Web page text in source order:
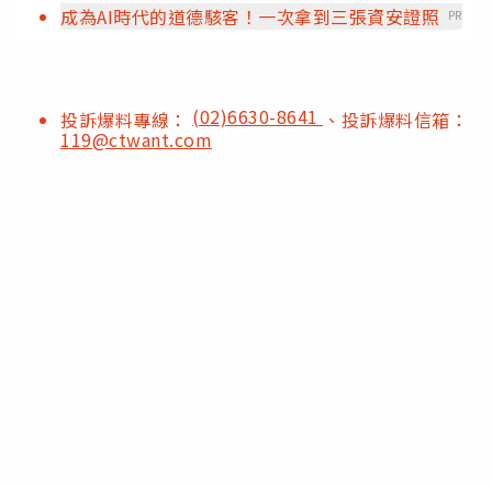
成為AI時代的道德駭客！一次拿到三張資安證照
PR
投訴爆料專線： (02)6630-8641 、投訴爆料信箱：
119@ctwant.com